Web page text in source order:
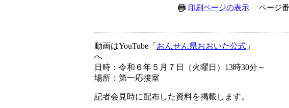
印刷ページの表示 ページ
動画はYouTube「 おんせん県おおいた公式 」
日時：令和６年５月７日（火曜日）13時30分～
場所：第一応接室
記者会見時に配布した資料を掲載します。